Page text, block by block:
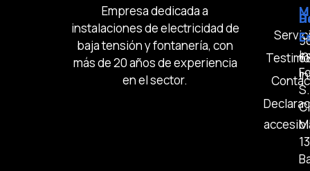
Empresa dedicada a
instalaciones de electricidad de
baja tensión y fontanería, con
más de 20 años de experiencia
en el sector.
Cl